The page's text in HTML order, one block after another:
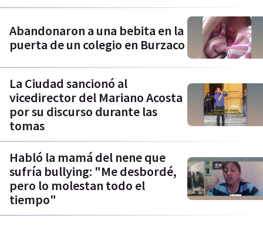
Abandonaron a una bebita en la
puerta de un colegio en Burzaco
La Ciudad sancionó al
vicedirector del Mariano Acosta
por su discurso durante las
tomas
Habló la mamá del nene que
sufría bullying: "Me desbordé,
pero lo molestan todo el
tiempo"